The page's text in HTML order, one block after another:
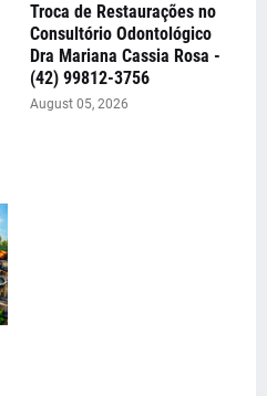
Troca de Restaurações no
Consultório Odontológico
Dra Mariana Cassia Rosa -
(42) 99812-3756
August 05, 2026